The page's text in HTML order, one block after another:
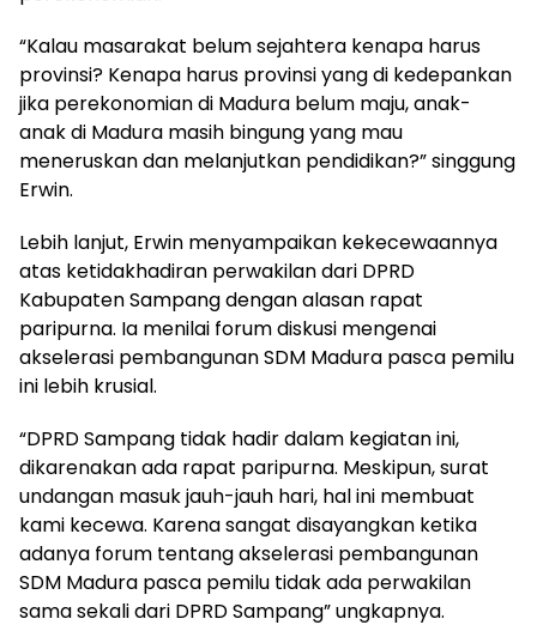
“Kalau masarakat belum sejahtera kenapa harus
provinsi? Kenapa harus provinsi yang di kedepankan
jika perekonomian di Madura belum maju, anak-
anak di Madura masih bingung yang mau
meneruskan dan melanjutkan pendidikan?” singgung
Erwin.
Lebih lanjut, Erwin menyampaikan kekecewaannya
atas ketidakhadiran perwakilan dari DPRD
Kabupaten Sampang dengan alasan rapat
paripurna. Ia menilai forum diskusi mengenai
akselerasi pembangunan SDM Madura pasca pemilu
ini lebih krusial.
“DPRD Sampang tidak hadir dalam kegiatan ini,
dikarenakan ada rapat paripurna. Meskipun, surat
undangan masuk jauh-jauh hari, hal ini membuat
kami kecewa. Karena sangat disayangkan ketika
adanya forum tentang akselerasi pembangunan
SDM Madura pasca pemilu tidak ada perwakilan
sama sekali dari DPRD Sampang” ungkapnya.